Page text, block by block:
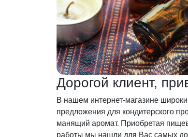
Дорогой клиент,
В нашем интернет-магазине
предложения для кондитерского
манящий аромат. Приобретая
работы мы нашли для Вас самых